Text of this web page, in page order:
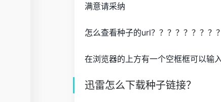
满意请采纳
怎么查看种子的url？？？？？？？？
在浏览器的上方有一个空框框可以输
迅雷怎么下载种子链接？